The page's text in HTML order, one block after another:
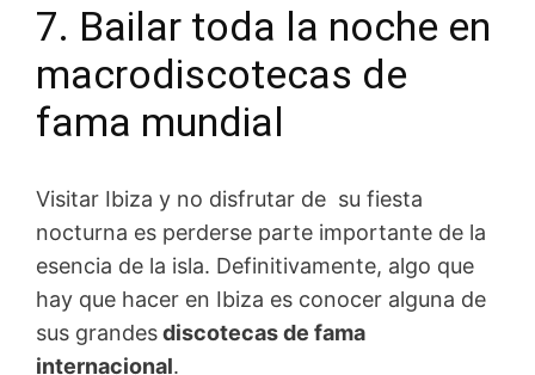
7. Bailar toda la noche en
macrodiscotecas de
fama mundial
Visitar Ibiza y no disfrutar de su fiesta
nocturna es perderse parte importante de la
esencia de la isla. Definitivamente, algo que
hay que hacer en Ibiza es conocer alguna de
sus grandesdiscotecas de fama
internacional.